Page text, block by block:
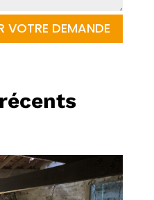
VOTRE DEMANDE